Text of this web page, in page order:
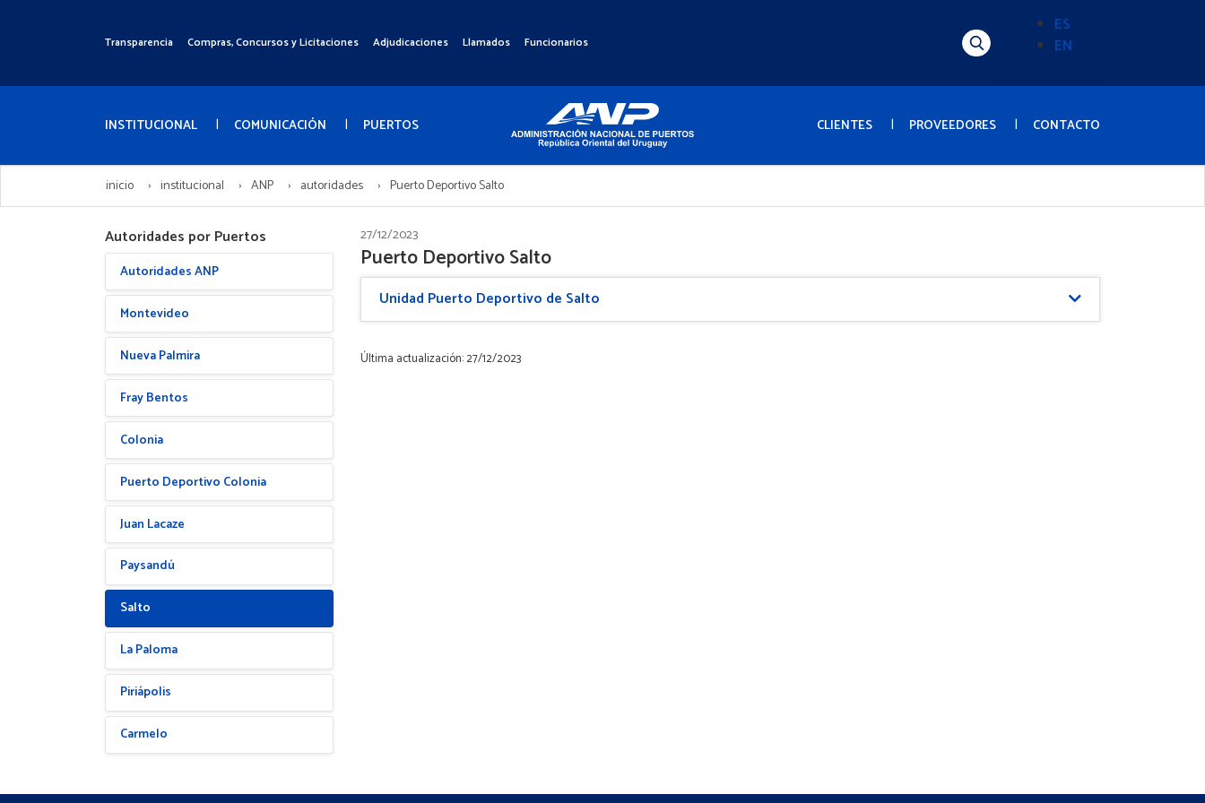
Menú
Transparencia Compras, Concursos y Licitaciones Adjudicaciones Llamados Funcionarios Alternador
(Content)
ES
EN
Menú
INSTITUCIONAL COMUNICACIÓN PUERTOS CLIENTES PROVEEDORES CONTACTO
inicio institucional ANP autoridades Puerto Deportivo Salto
Autoridades por Puertos
Autoridades ANP
Montevideo
Nueva Palmira
Fray Bentos
Colonia
Puerto Deportivo Colonia
Juan Lacaze
Paysandú
Salto
La Paloma
Piriápolis
Carmelo
27/12/2023
Puerto Deportivo Salto
Unidad Puerto Deportivo de Salto
Última actualización: 27/12/2023